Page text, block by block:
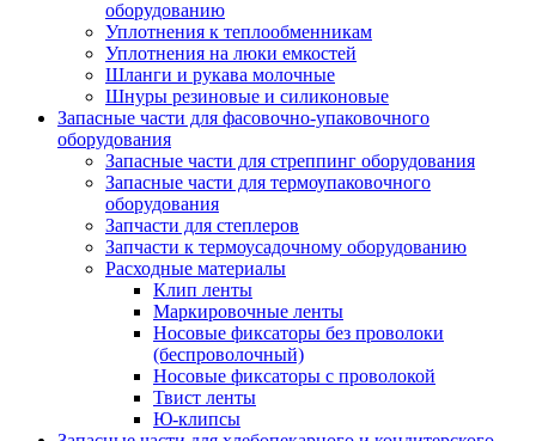
оборудованию
Уплотнения к теплообменникам
Уплотнения на люки емкостей
Шланги и рукава молочные
Шнуры резиновые и силиконовые
Запасные части для фасовочно-упаковочного
оборудования
Запасные части для стреппинг оборудования
Запасные части для термоупаковочного
оборудования
Запчасти для степлеров
Запчасти к термоусадочному оборудованию
Расходные материалы
Клип ленты
Маркировочные ленты
Носовые фиксаторы без проволоки
(беспроволочный)
Носовые фиксаторы с проволокой
Твист ленты
Ю-клипсы